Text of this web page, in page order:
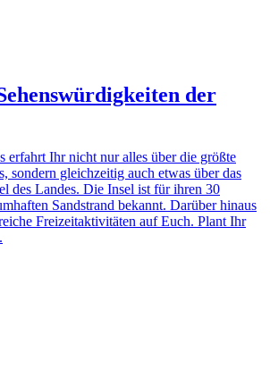
der
erfahrt Ihr nicht nur alles über die größte
sondern gleichzeitig auch etwas über das
des Landes. Die Insel ist für ihren 30
Sandstrand bekannt. Darüber hinaus
Freizeitaktivitäten auf Euch. Plant Ihr